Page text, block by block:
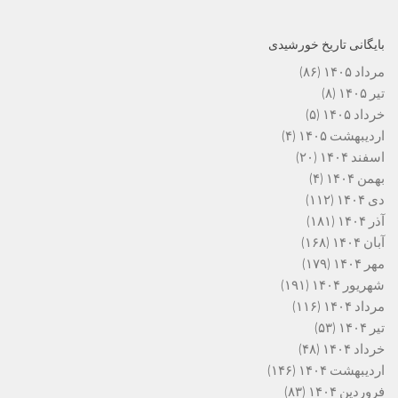
بایگانی تاریخ خورشیدی
مرداد ۱۴۰۵
(۸۶)
تیر ۱۴۰۵
(۸)
خرداد ۱۴۰۵
(۵)
اردیبهشت ۱۴۰۵
(۴)
اسفند ۱۴۰۴
(۲۰)
بهمن ۱۴۰۴
(۴)
دی ۱۴۰۴
(۱۱۲)
آذر ۱۴۰۴
(۱۸۱)
آبان ۱۴۰۴
(۱۶۸)
مهر ۱۴۰۴
(۱۷۹)
شهریور ۱۴۰۴
(۱۹۱)
مرداد ۱۴۰۴
(۱۱۶)
تیر ۱۴۰۴
(۵۳)
خرداد ۱۴۰۴
(۴۸)
اردیبهشت ۱۴۰۴
(۱۴۶)
فروردین ۱۴۰۴
(۸۳)